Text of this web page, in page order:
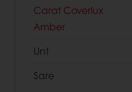
Carat Coverlux
Amber
Unt
Sare